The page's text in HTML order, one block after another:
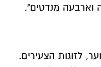
וארבעה מנדטים".
לזוגות הצעירים.